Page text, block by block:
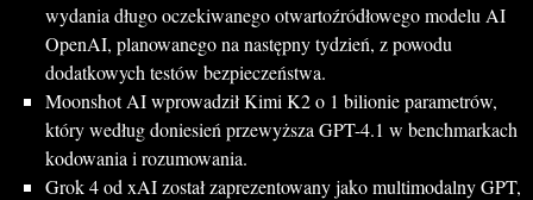
wydania długo oczekiwanego otwartoźródłowego modelu AI
OpenAI, planowanego na następny tydzień, z powodu
dodatkowych testów bezpieczeństwa.
Moonshot AI wprowadził Kimi K2 o 1 bilionie parametrów,
który według doniesień przewyższa GPT-4.1 w benchmarkach
kodowania i rozumowania.
Grok 4 od xAI został zaprezentowany jako multimodalny GPT,